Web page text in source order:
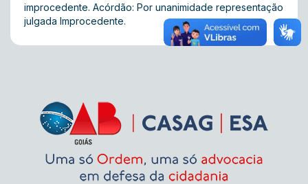
improcedente. Acórdão: Por unanimidade representação
julgada Improcedente.